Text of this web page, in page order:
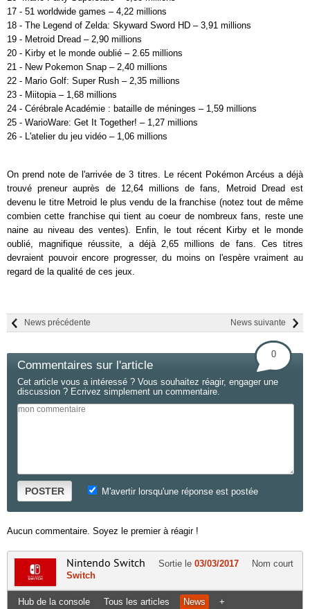
17 - 51 worldwide games – 4,22 millions
18 - The Legend of Zelda: Skyward Sword HD – 3,91 millions
19 - Metroid Dread – 2,90 millions
20 - Kirby et le monde oublié – 2.65 millions
21 - New Pokemon Snap – 2,40 millions
22 - Mario Golf: Super Rush – 2,35 millions
23 - Miitopia – 1,68 millions
24 - Cérébrale Académie : bataille de méninges – 1,59 millions
25 - WarioWare: Get It Together! – 1,27 millions
26 - L'atelier du jeu vidéo – 1,06 millions
On prend note de l'arrivée de 3 titres. Le récent Pokémon Arcéus a déjà
trouvé preneur auprès de 12,64 millions de fans, Metroid Dread est
devenu le titre Metroid le plus vendu de la franchise (notez tout de même
combien cette franchise qui tient au coeur de nombreux fans, reste une
naine au niveau des ventes). Enfin, le tout récent Kirby et le monde
oublié, magnifique réussite, a déjà 2,65 millions de fans. Ces titres
devraient pouvoir encore progresser, du moins on l'espère vraiment au
regard de la qualité de ces jeux.
News suivante
News précédente
Commentaires sur l'article
0
Cet article vous a intéressé ? Vous souhaitez réagir, engager une
discussion ? Ecrivez simplement un commentaire.
POSTER M'avertir lorsqu'une réponse est postée
Aucun commentaire. Soyez le premier à réagir !
Nintendo Switch Sortie le 03/03/2017
Nom court
Switch
Hub de la console Tous les articles News +